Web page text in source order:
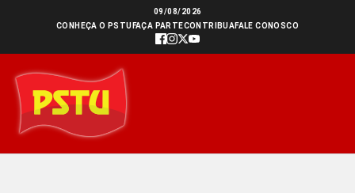
conteúdo
09/08/2026
CONHEÇA O PSTU FAÇA PARTECONTRIBUAFALE CONOSCO